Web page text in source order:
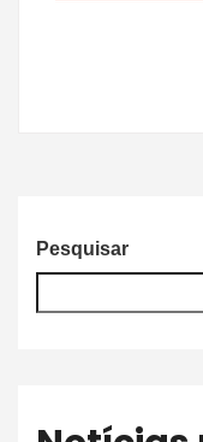
Pesquisar